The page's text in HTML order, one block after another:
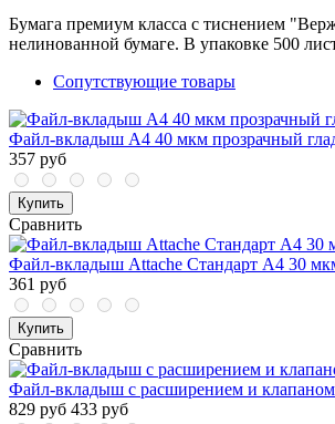
Бумага премиум класса с тиснением
нелинованной бумаге. В упаковке 500
Сопутствующие товары
Файл-вкладыш А4 40 мкм прозрачный
357 руб
Купить
Сравнить
Файл-вкладыш Attache Стандарт А4 30
361 руб
Купить
Сравнить
Файл-вкладыш с расширением и
829 руб 433 руб